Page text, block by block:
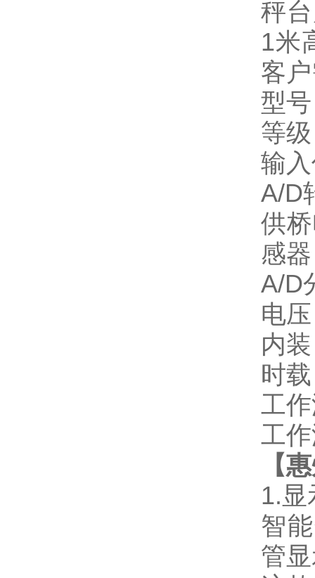
秤
1米
客
型
等
输
A/D
供
感
A/D
电
内
时
工
工
【
1.显
智
管